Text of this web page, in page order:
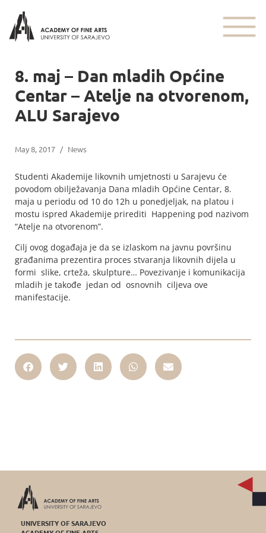
8. maj – Dan mladih Općine
Centar – Atelje na otvorenom,
ALU Sarajevo
May 8, 2017 / News
Studenti Akademije likovnih umjetnosti u Sarajevu će
povodom obilježavanja Dana mladih Općine Centar, 8.
maja u periodu od 10 do 12h u ponedjeljak, na platou i
mostu ispred Akademije prirediti Happening pod nazivom
“Atelje na otvorenom”.
Cilj ovog događaja je da se izlaskom na javnu površinu
građanima prezentira proces stvaranja likovnih dijela u
formi slike, crteža, skulpture… Povezivanje i komunikacija
mladih je takođe jedan od osnovnih ciljeva ove
manifestacije.
UNIVERSITY OF SARAJEVO